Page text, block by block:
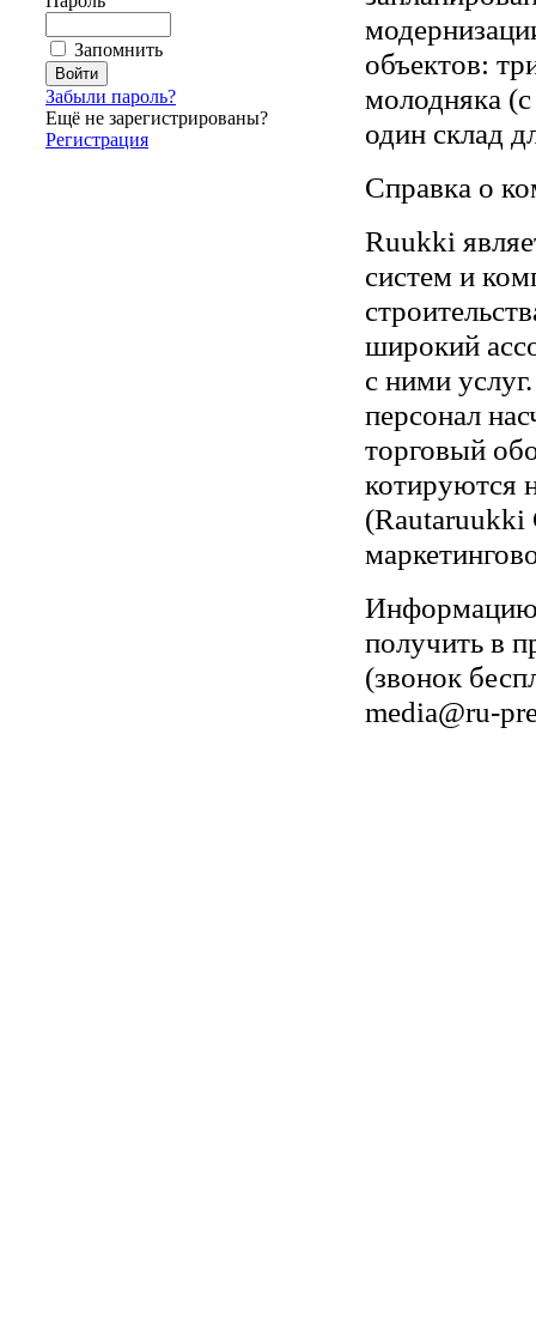
Запомнить
Забыли пароль?
Ещё не зарегистрированы?
Регистрация
объектов:
молодняка
один склад
Справка о
Ruukki
систем и
широкий
с ними
персонал
торговый
котируются
(Rautaruukki
Информацию
получить в
(звонок
media@ru-